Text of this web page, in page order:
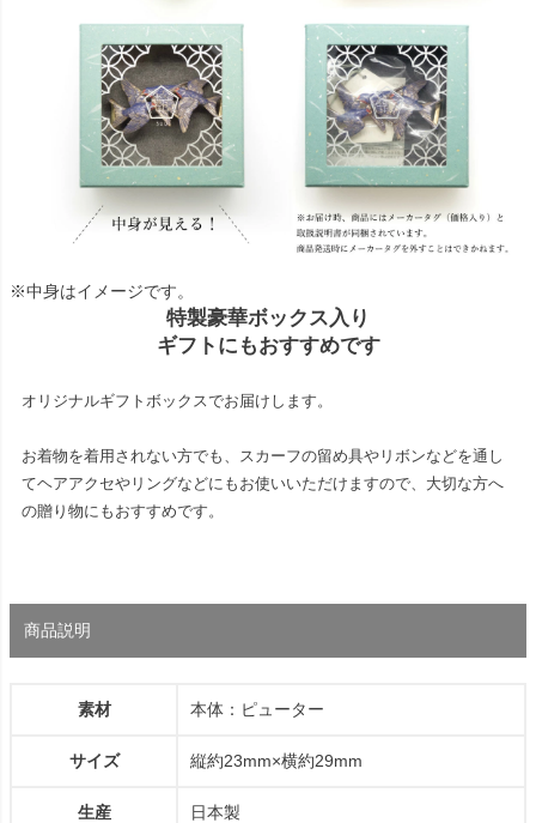
※中身はイメージです。
特製豪華ボックス入り
ギフトにもおすすめです
オリジナルギフトボックスでお届けします。
お着物を着用されない方でも、スカーフの留め具やリボンなどを通し
てヘアアクセやリングなどにもお使いいただけますので、大切な方へ
の贈り物にもおすすめです。
商品説明
素材 本体：ピューター
サイズ 縦約23mm×横約29mm
生産 日本製